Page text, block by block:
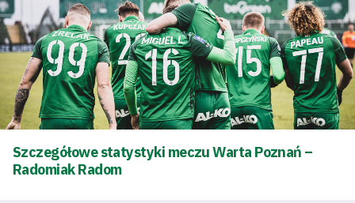
Szczegółowe statystyki meczu Warta Poznań –
Radomiak Radom